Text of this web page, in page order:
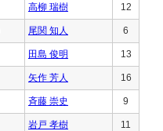
高柳 瑞樹 12
尾関 知人 6
田島 俊明 13
矢作 芳人 16
斉藤 崇史 9
岩戸 孝樹 11